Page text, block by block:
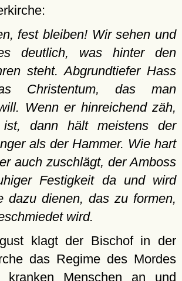
fest bleiben! Wir sehen und
deutlich, was hinter den
steht. Abgrundtiefer Hass
Christentum, das man
Wenn er hinreichend zäh,
dann hält meistens der
als der Hammer. Wie hart
auch zuschlägt, der Amboss
Festigkeit da und wird
dazu dienen, das zu formen,
wird.
klagt der Bischof in der
das Regime des Mordes
kranken Menschen an und